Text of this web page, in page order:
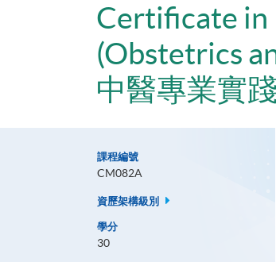
Certificate in
(Obstetrics
中醫專業實
課程編號
CM082A
資歷架構級別
學分
30